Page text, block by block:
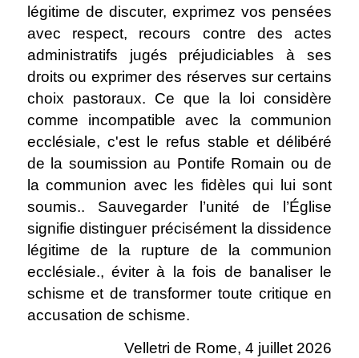
légitime de discuter, exprimez vos pensées
avec respect, recours contre des actes
administratifs jugés préjudiciables à ses
droits ou exprimer des réserves sur certains
choix pastoraux. Ce que la loi considère
comme incompatible avec la communion
ecclésiale, c'est le refus stable et délibéré
de la soumission au Pontife Romain ou de
la communion avec les fidèles qui lui sont
soumis.. Sauvegarder l’unité de l’Église
signifie distinguer précisément la dissidence
légitime de la rupture de la communion
ecclésiale., éviter à la fois de banaliser le
schisme et de transformer toute critique en
accusation de schisme.
Velletri de Rome, 4 juillet 2026